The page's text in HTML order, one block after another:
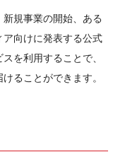
規事業の開始、ある
向けに発表する公式
を利用することで、
ることができます。